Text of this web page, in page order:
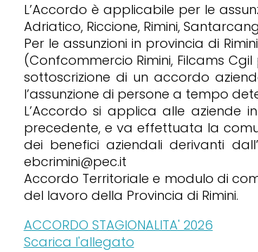
L’Accordo è applicabile per le
Adriatico, Riccione, Rimini,
Per le assunzioni in provincia di
(Confcommercio Rimini, Filcams
sottoscrizione di un accordo
l’assunzione di persone a tempo
L’Accordo si applica alle aziende
precedente, e va effettuata la
dei benefici aziendali derivanti
ebcrimini@pec.it
Accordo Territoriale e modulo di
del lavoro della Provincia di Rimini.
ACCORDO STAGIONALITA' 2026
Scarica l'allegato